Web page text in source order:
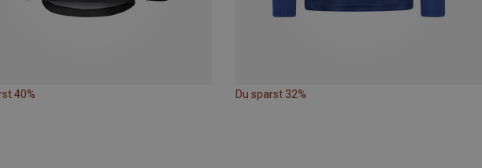
40% Du sparst 32%